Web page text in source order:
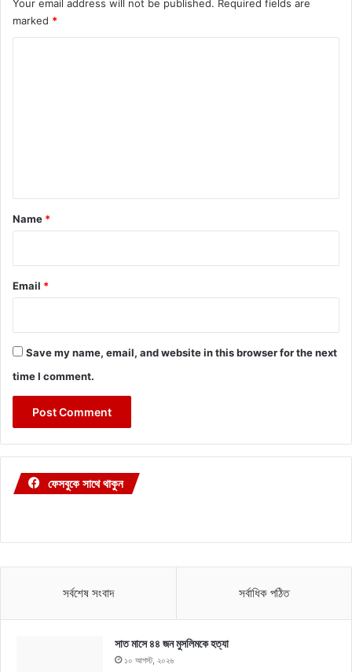
Your email address will not be published. Required fields are
marked *
*
Name *
Email *
Save my name, email, and website in this browser for the next
time I comment.
ফেসবুকে সাথে থাকুন
সর্বশেষ সংবাদ সর্বাধিক পঠিত
সাত মাসে ৪৪ জন মুসলিমকে হত্যা
১০ আগস্ট, ২০২৬